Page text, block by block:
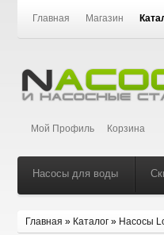
Главная Магазин
Мой Профиль Корзина
Насосы для воды
Главная » Каталог » Насосы